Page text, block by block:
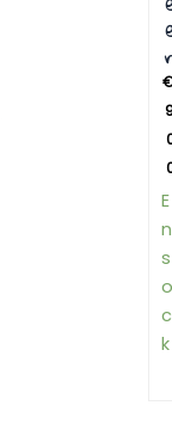
E
n
o
c
k